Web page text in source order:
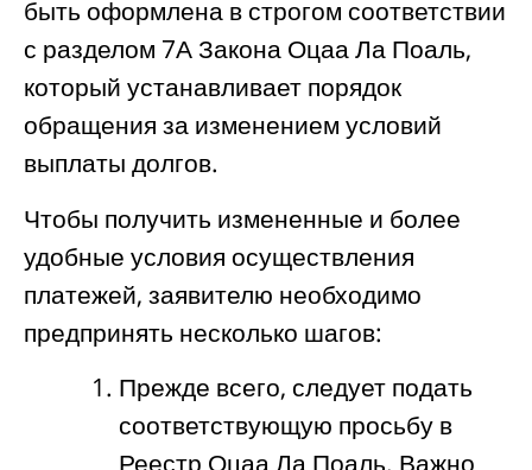
быть оформлена в строгом соответствии
с разделом 7А Закона Оцаа Ла Поаль,
который устанавливает порядок
обращения за изменением условий
выплаты долгов.
Чтобы получить измененные и более
удобные условия осуществления
платежей, заявителю необходимо
предпринять несколько шагов:
Прежде всего, следует подать
соответствующую просьбу в
Реестр Оцаа Ла Поаль. Важно